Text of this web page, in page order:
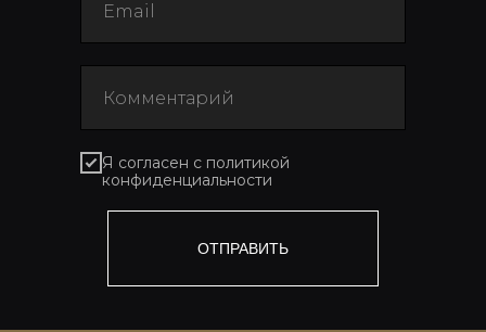
Я согласен с политикой
конфиденциальности
ОТПРАВИТЬ